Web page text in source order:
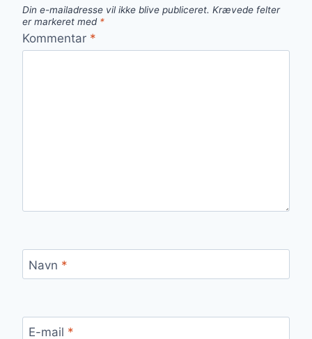
Din e-mailadresse vil ikke blive publiceret. Krævede felter
er markeret med *
Kommentar *
Navn *
E-mail *